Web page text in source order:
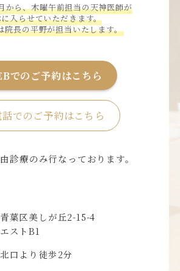
ら、木曜午前担当の天神医師が
入らせていただきます。
院長の平野が担当いたします。
でのご予約はこちら
でのご予約はこちら
診療のみ行なっております。
葉区美しが丘2-15-4
ストB1
口より徒歩2分